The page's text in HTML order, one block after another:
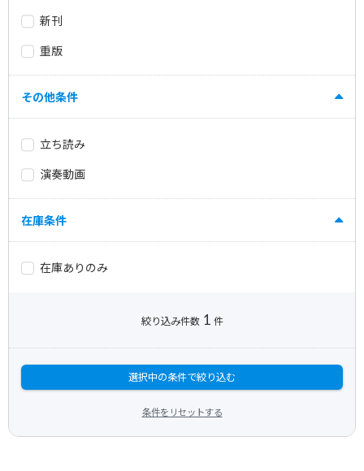
新刊
重版
その他条件
立ち読み
演奏動画
在庫条件
在庫ありのみ
絞り込み件数 1 件
選択中の条件で絞り込む
条件をリセットする